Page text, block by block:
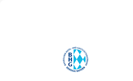
Hauptamt